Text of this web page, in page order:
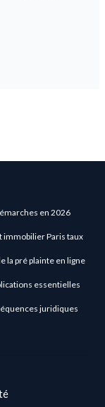
en 2026
immobilier Paris taux
la pré plainte en ligne
essentielles
juridiques